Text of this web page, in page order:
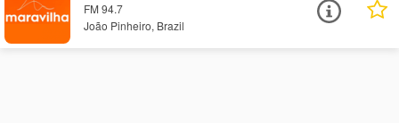
FM 94.7
João Pinheiro, Brazil